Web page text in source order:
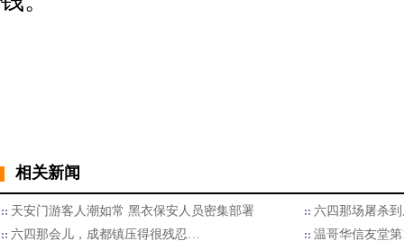
相关新闻
天安门游客人潮如常 黑衣保安人员密集部署
六四那场屠杀
六四那会儿，成都镇压得很残忍…
温哥华信友堂